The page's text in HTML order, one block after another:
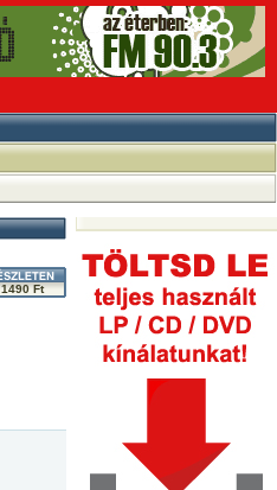
1490 Ft